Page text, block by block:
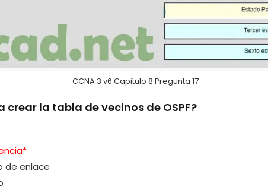
CCNA 3 v6 Capitulo 8 Pregunta 17
crear la tabla de vecinos de OSPF?
de enlace